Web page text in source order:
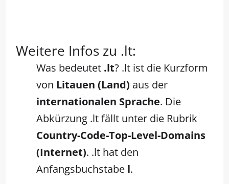
Weitere Infos zu .lt:
Was bedeutet .lt? .lt ist die Kurzform
von Litauen (Land) aus der
internationalen Sprache. Die
Abkürzung .lt fällt unter die Rubrik
Country-Code-Top-Level-Domains
(Internet). .lt hat den
Anfangsbuchstabe l.